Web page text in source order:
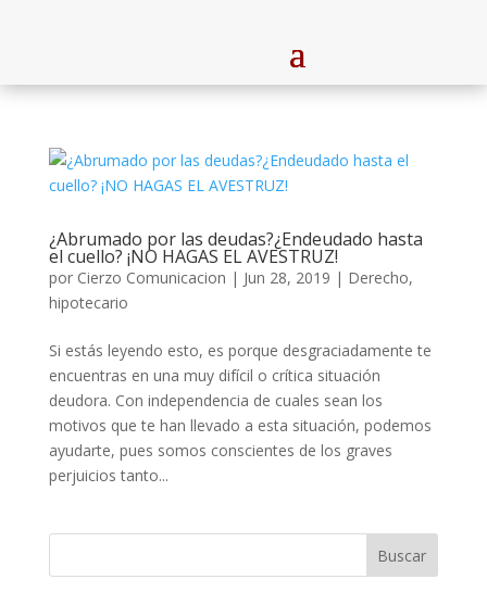
¿Abrumado por las deudas?¿Endeudado hasta
el cuello? ¡NO HAGAS EL AVESTRUZ!
por Cierzo Comunicacion | Jun 28, 2019 | Derecho,
hipotecario
Si estás leyendo esto, es porque desgraciadamente te
encuentras en una muy difícil o crítica situación
deudora. Con independencia de cuales sean los
motivos que te han llevado a esta situación, podemos
ayudarte, pues somos conscientes de los graves
perjuicios tanto...
Buscar